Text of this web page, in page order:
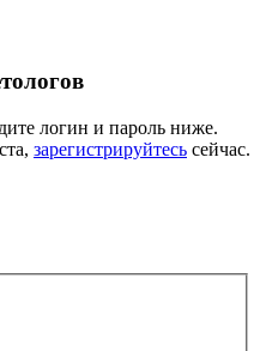
логин и пароль ниже.
зарегистрируйтесь сейчас.